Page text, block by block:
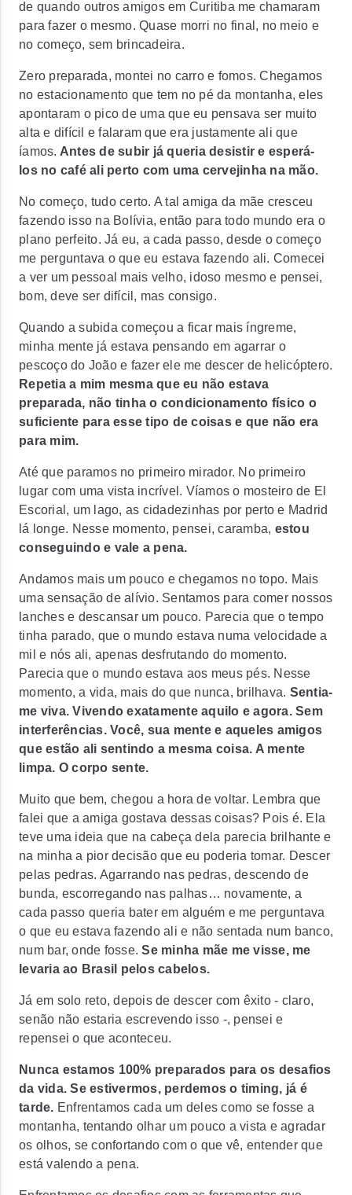
de quando outros amigos em Curitiba me chamaram
para fazer o mesmo. Quase morri no final, no meio e
no começo, sem brincadeira.
Zero preparada, montei no carro e fomos. Chegamos
no estacionamento que tem no pé da montanha, eles
apontaram o pico de uma que eu pensava ser muito
alta e difícil e falaram que era justamente ali que
íamos. Antes de subir já queria desistir e esperá-
los no café ali perto com uma cervejinha na mão.
No começo, tudo certo. A tal amiga da mãe cresceu
fazendo isso na Bolívia, então para todo mundo era o
plano perfeito. Já eu, a cada passo, desde o começo
me perguntava o que eu estava fazendo ali. Comecei
a ver um pessoal mais velho, idoso mesmo e pensei,
bom, deve ser difícil, mas consigo.
Quando a subida começou a ficar mais íngreme,
minha mente já estava pensando em agarrar o
pescoço do João e fazer ele me descer de helicóptero.
Repetia a mim mesma que eu não estava
preparada, não tinha o condicionamento físico o
suficiente para esse tipo de coisas e que não era
para mim.
Até que paramos no primeiro mirador. No primeiro
lugar com uma vista incrível. Víamos o mosteiro de El
Escorial, um lago, as cidadezinhas por perto e Madrid
lá longe. Nesse momento, pensei, caramba, estou
conseguindo e vale a pena.
Andamos mais um pouco e chegamos no topo. Mais
uma sensação de alívio. Sentamos para comer nossos
lanches e descansar um pouco. Parecia que o tempo
tinha parado, que o mundo estava numa velocidade a
mil e nós ali, apenas desfrutando do momento.
Parecia que o mundo estava aos meus pés. Nesse
momento, a vida, mais do que nunca, brilhava. Sentia-
me viva. Vivendo exatamente aquilo e agora. Sem
interferências. Você, sua mente e aqueles amigos
que estão ali sentindo a mesma coisa. A mente
limpa. O corpo sente.
Muito que bem, chegou a hora de voltar. Lembra que
falei que a amiga gostava dessas coisas? Pois é. Ela
teve uma ideia que na cabeça dela parecia brilhante e
na minha a pior decisão que eu poderia tomar. Descer
pelas pedras. Agarrando nas pedras, descendo de
bunda, escorregando nas palhas… novamente, a
cada passo queria bater em alguém e me perguntava
o que eu estava fazendo ali e não sentada num banco,
num bar, onde fosse.Se minha mãe me visse, me
levaria ao Brasil pelos cabelos.
Já em solo reto, depois de descer com êxito - claro,
senão não estaria escrevendo isso -, pensei e
repensei o que aconteceu.
Nunca estamos 100% preparados para os desafios
da vida. Se estivermos, perdemos o timing, já é
tarde. Enfrentamos cada um deles como se fosse a
montanha, tentando olhar um pouco a vista e agradar
os olhos, se confortando com o que vê, entender que
está valendo a pena.